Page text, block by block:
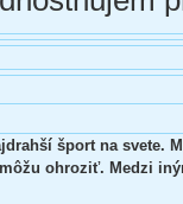
šport na svete.
ohroziť. Medzi